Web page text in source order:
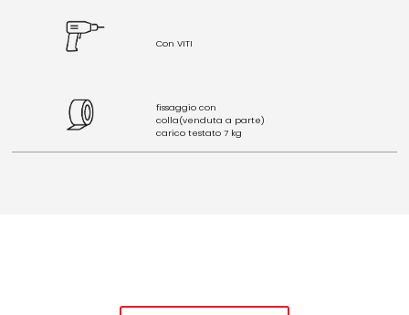
Con VITI
fissaggio con
colla(venduta a parte)
carico testato 7 kg